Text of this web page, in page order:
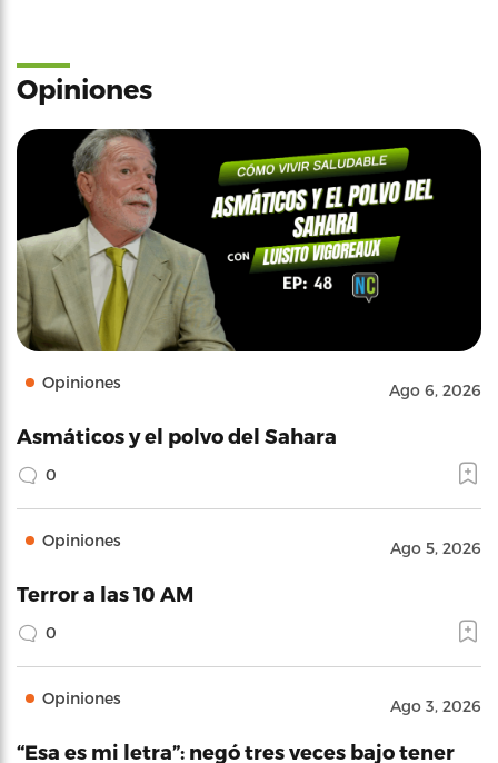
Opiniones
Opiniones Ago 6, 2026
Asmáticos y el polvo del Sahara
0
Opiniones Ago 5, 2026
Terror a las 10 AM
0
Opiniones Ago 3, 2026
“Esa es mi letra”: negó tres veces bajo tener